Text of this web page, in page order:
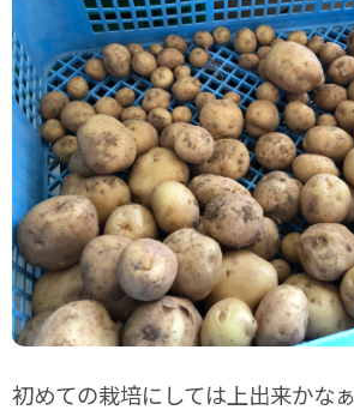
初めての栽培にしては上出来かなぁ